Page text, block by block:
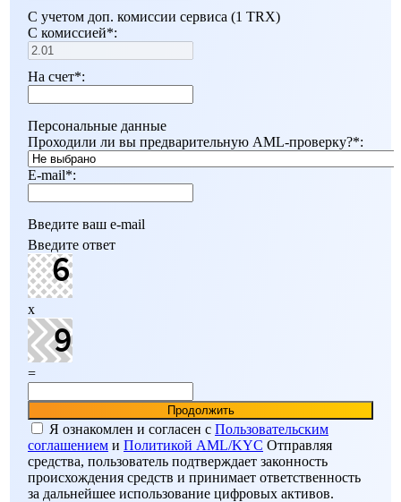
С учетом доп. комиссии сервиса (1 TRX)
С комиссией*:
На счет*:
Персональные данные
Проходили ли вы предварительную AML-проверку?*:
E-mail*:
Введите ваш e-mail
Введите ответ
x
=
Я ознакомлен и согласен c Пользовательским
соглашением и Политикой AML/KYC Отправляя
средства, пользователь подтверждает законность
происхождения средств и принимает ответственность
за дальнейшее использование цифровых активов.